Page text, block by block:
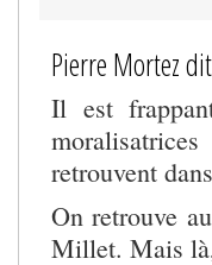
Pierre Mortez
Il est
retrouvent
On retrouve
Millet. Mais